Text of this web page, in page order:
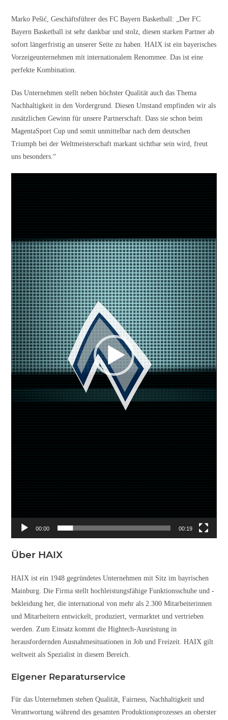
Marko Pešić, Geschäftsführer des FC Bayern Basketball: „Der FC
Bayern Basketball ist sehr dankbar und stolz, diesen starken Partner ab
sofort längerfristig an unserer Seite zu haben. HAIX ist ein bayerisches
Vorzeigeunternehmen mit internationalem Renommee. Das ist eine
perfekte Kombination.
Das Unternehmen stellt neben höchster Qualität auch das Thema
Nachhaltigkeit in den Vordergrund. Diesen Umstand empfinden wir als
zusätzlichen Gewinn für unsere Partnerschaft. Dass sie schon beim
MagentaSport Cup und somit unmittelbar nach dem deutschen
Triumph bei der Weltmeisterschaft markant sichtbar sein wird, freut
uns besonders.“
00:00 00:19
Über HAIX
HAIX ist ein 1948 gegründetes Unternehmen mit Sitz im bayrischen
Mainburg. Die Firma stellt hochleistungsfähige Funktionsschuhe und -
bekleidung her, die international von mehr als 2.300 Mitarbeiterinnen
und Mitarbeitern entwickelt, produziert, vermarktet und vertrieben
werden. Zum Einsatz kommt die Hightech-Ausrüstung in
herausfordernden Ausnahmesituationen in Job und Freizeit. HAIX gilt
weltweit als Spezialist in diesem Bereich.
Eigener Reparaturservice
Für das Unternehmen stehen Qualität, Fairness, Nachhaltigkeit und
Verantwortung während des gesamten Produktionsprozesses an oberster